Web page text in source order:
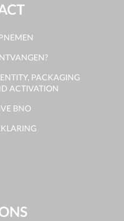
PACKAGING
ACTIVATION
BNO